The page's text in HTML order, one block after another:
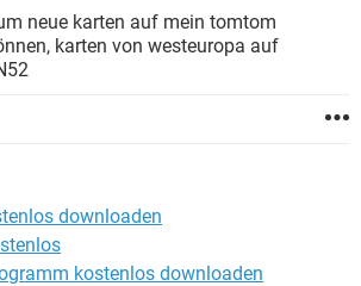
TIKTOK
HARDWARE
INSTAGRAM
STREAMING
IOS
neue karten auf mein tomtom
karten von westeuropa auf
downloaden
kostenlos downloaden